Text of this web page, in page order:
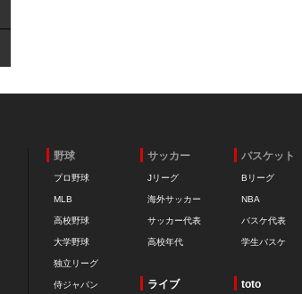
野球
プロ野球
MLB
高校野球
大学野球
独立リーグ
侍ジャパン
サッカー
Jリーグ
海外サッカー
サッカー代表
高校年代
バスケット
Bリーグ
NBA
バスケ代表
学生バスケ
ライブ toto